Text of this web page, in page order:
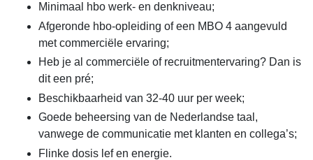
Minimaal hbo werk- en denkniveau;
Afgeronde hbo-opleiding of een MBO 4 aangevuld
met commerciële ervaring;
Heb je al commerciële of recruitmentervaring? Dan is
dit een pré;
Beschikbaarheid van 32-40 uur per week;
Goede beheersing van de Nederlandse taal,
vanwege de communicatie met klanten en collega’s;
Flinke dosis lef en energie.